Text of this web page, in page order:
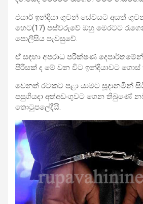
එයාර් ඉන්දියා ගුවන් සේවයට අයත්
හෙට(17) පස්වරුවේ ඔහු මෙරටට
පොලිසිය පැවසුවේ.
ඒ සඳහා අපරාධ පරීක්ෂණ
පිරිසක් ද මේ වන විට ඉන්දියාවට ගොස්
වෙනත් රටකට පළා යාමට සූදානමින්
පසුගියදා අත්අඩංගුවට ගෙන තිබුණේ
තොටුපලේදීයි.